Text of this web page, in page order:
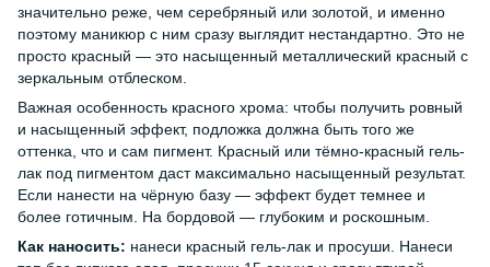
значительно реже, чем серебряный или золотой, и именно
поэтому маникюр с ним сразу выглядит нестандартно. Это не
просто красный — это насыщенный металлический красный с
зеркальным отблеском.
Важная особенность красного хрома: чтобы получить ровный
и насыщенный эффект, подложка должна быть того же
оттенка, что и сам пигмент. Красный или тёмно-красный гель-
лак под пигментом даст максимально насыщенный результат.
Если нанести на чёрную базу — эффект будет темнее и
более готичным. На бордовой — глубоким и роскошным.
Как наносить: нанеси красный гель-лак и просуши. Нанеси